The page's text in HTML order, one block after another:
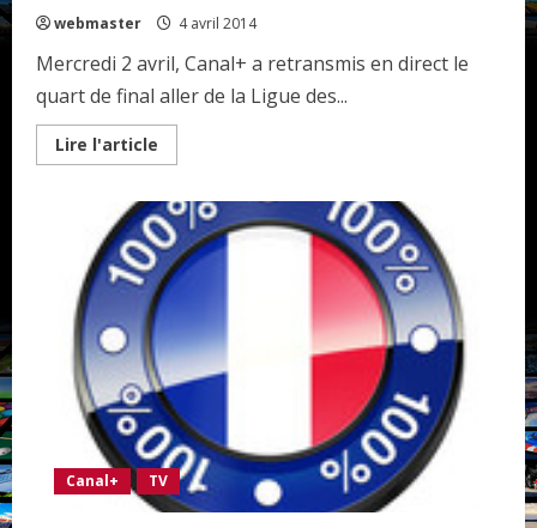
le
webmaster 4 avril 2014
Mercredi 2 avril, Canal+ a retransmis en direct le
quart de final aller de la Ligue des...
Lire l'article
more
record
d’audience
pour
Canal+
grâce
au
PSG
Canal+ TV